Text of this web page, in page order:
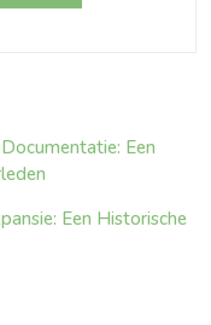
Een
Een Historische